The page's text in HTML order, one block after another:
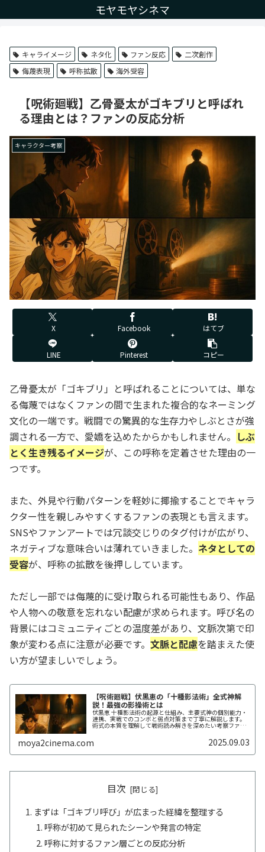
モヤモヤシネマ
キャライメージ ネタ化 ファン反応
二次創作
侮蔑表現
呼称拡散 海外受容
【呪術廻戦】乙骨憂太がゴキブリと呼ばれ
る理由とは？ファンの反応分析
キャラクター考察
X Facebook はてブ
LINE Pinterest コピー
乙骨憂太が「ゴキブリ」と呼ばれることについては、単な
る侮蔑ではなくファンの間で生まれた複合的なネーミング
文化の一端です。戦闘での驚異的な生存力やしぶとさが強
調される一方で、愛嬌を込めたからかもしれません。 しぶ
とく生き残るイメージが、この呼称を定着させた理由の一
つです。
また、外見や行動パターンを軽妙に揶揄することでキャラ
クター性を親しみやすくするファンの表現とも言えます。
SNSやファンアートでは冗談交じりのタグ付けが広がり、
ネガティブな意味合いは薄れていきました。 ネタとしての
受容が、呼称の拡散を後押ししています。
ただし一部では侮蔑的に受け取られる可能性もあり、作品
や人物への敬意を忘れない配慮が求められます。呼び名の
背景にはコミュニティごとの温度差があり、文脈次第で印
象が変わる点に注意が必要です。 文脈と配慮を踏まえた使
い方が望ましいでしょう。
【呪術廻戦】伏黒恵の「十種影法術」全式神解
説！最強の影操術とは
伏黒恵 十種影法術の起源と仕組み、主要式神の個別能力・
連携、実戦でのコンボと弱点対策まで丁寧に解説します。
術式の本質を理解して戦術読み解きを深めたい考察ファン
や物語解釈を広げたい読者に最適です。
moya2cinema.com 2025.09.03
目次
まずは「ゴキブリ呼び」が広まった経緯を整理する
呼称が初めて見られたシーンや発言の特定
呼称に対するファン層ごとの反応分析